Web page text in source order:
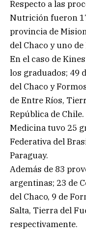
Respecto a las
Nutrición fueron
provincia de
del Chaco y uno
En el caso de
los graduados; 49
del Chaco y
de Entre Ríos,
República de Chile.
Medicina tuvo 25
Federativa del
Paraguay.
Además de 83
argentinas; 23 de
del Chaco, 9 de
Salta, Tierra del
respectivamente.